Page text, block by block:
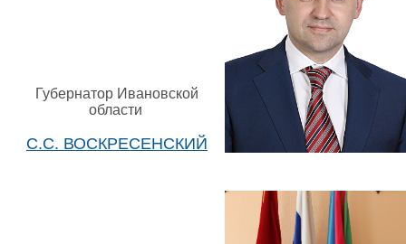
Губернатор Ивановской
области
С.С. ВОСКРЕСЕНСКИЙ